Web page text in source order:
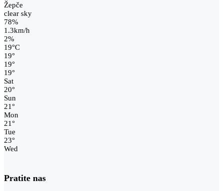
Žepče
clear sky
78%
1.3km/h
2%
19°C
19°
19°
19°
Sat
20°
Sun
21°
Mon
21°
Tue
23°
Wed
Pratite nas